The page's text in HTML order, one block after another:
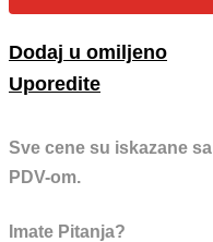
Dodaj u omiljeno
Uporedite
Sve cene su iskazane sa
PDV-om.
Imate Pitanja?